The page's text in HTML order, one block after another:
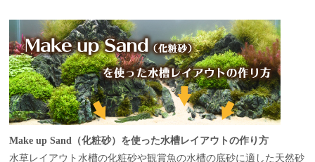
Make up Sand（化粧砂）を使った水槽レイアウトの作り方
水草レイアウト水槽の化粧砂や観賞魚の水槽の底砂に適した天然砂